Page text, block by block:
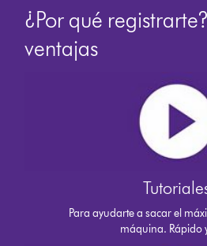
¿Por qué
ventajas
Para ayudarte a sacar el
máquina. Rápido